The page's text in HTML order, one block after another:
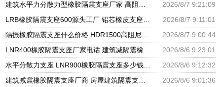
建筑水平力分散力型橡胶隔震支座厂家 高阻尼减隔震橡胶支座 LRB300橡胶隔震支座厂家电话
2026/8/7 9:21:09
LRB橡胶隔震支座600源头工厂 铅芯橡皮支座生产厂家 建筑橡胶抗震支座厂商生产厂家
2026/8/7 9:11:01
隔振橡胶隔震支座什么价格 HDR1500高阻尼支座厂家 LNR水平分散形隔震支座源头工厂
2026/8/7 9:00:44
LNR400橡胶隔震支座厂家电话 建筑减隔震橡胶支座什么价格 天然橡胶隔震支座LNR900源头工厂
2026/8/6 9:23:01
水平分散力支座 LNR900橡胶隔震支座多少钱 建筑橡胶抗震支座厂家
2026/8/6 9:12:32
建筑减震橡胶隔震支座厂商 房屋建筑隔震支座什么价格 房屋建筑抗震橡胶隔震支座
2026/8/6 9:01:36